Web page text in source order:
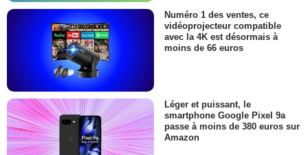
Numéro 1 des ventes, ce
vidéoprojecteur compatible
avec la 4K est désormais à
moins de 66 euros
Léger et puissant, le
smartphone Google Pixel 9a
passe à moins de 380 euros sur
Amazon